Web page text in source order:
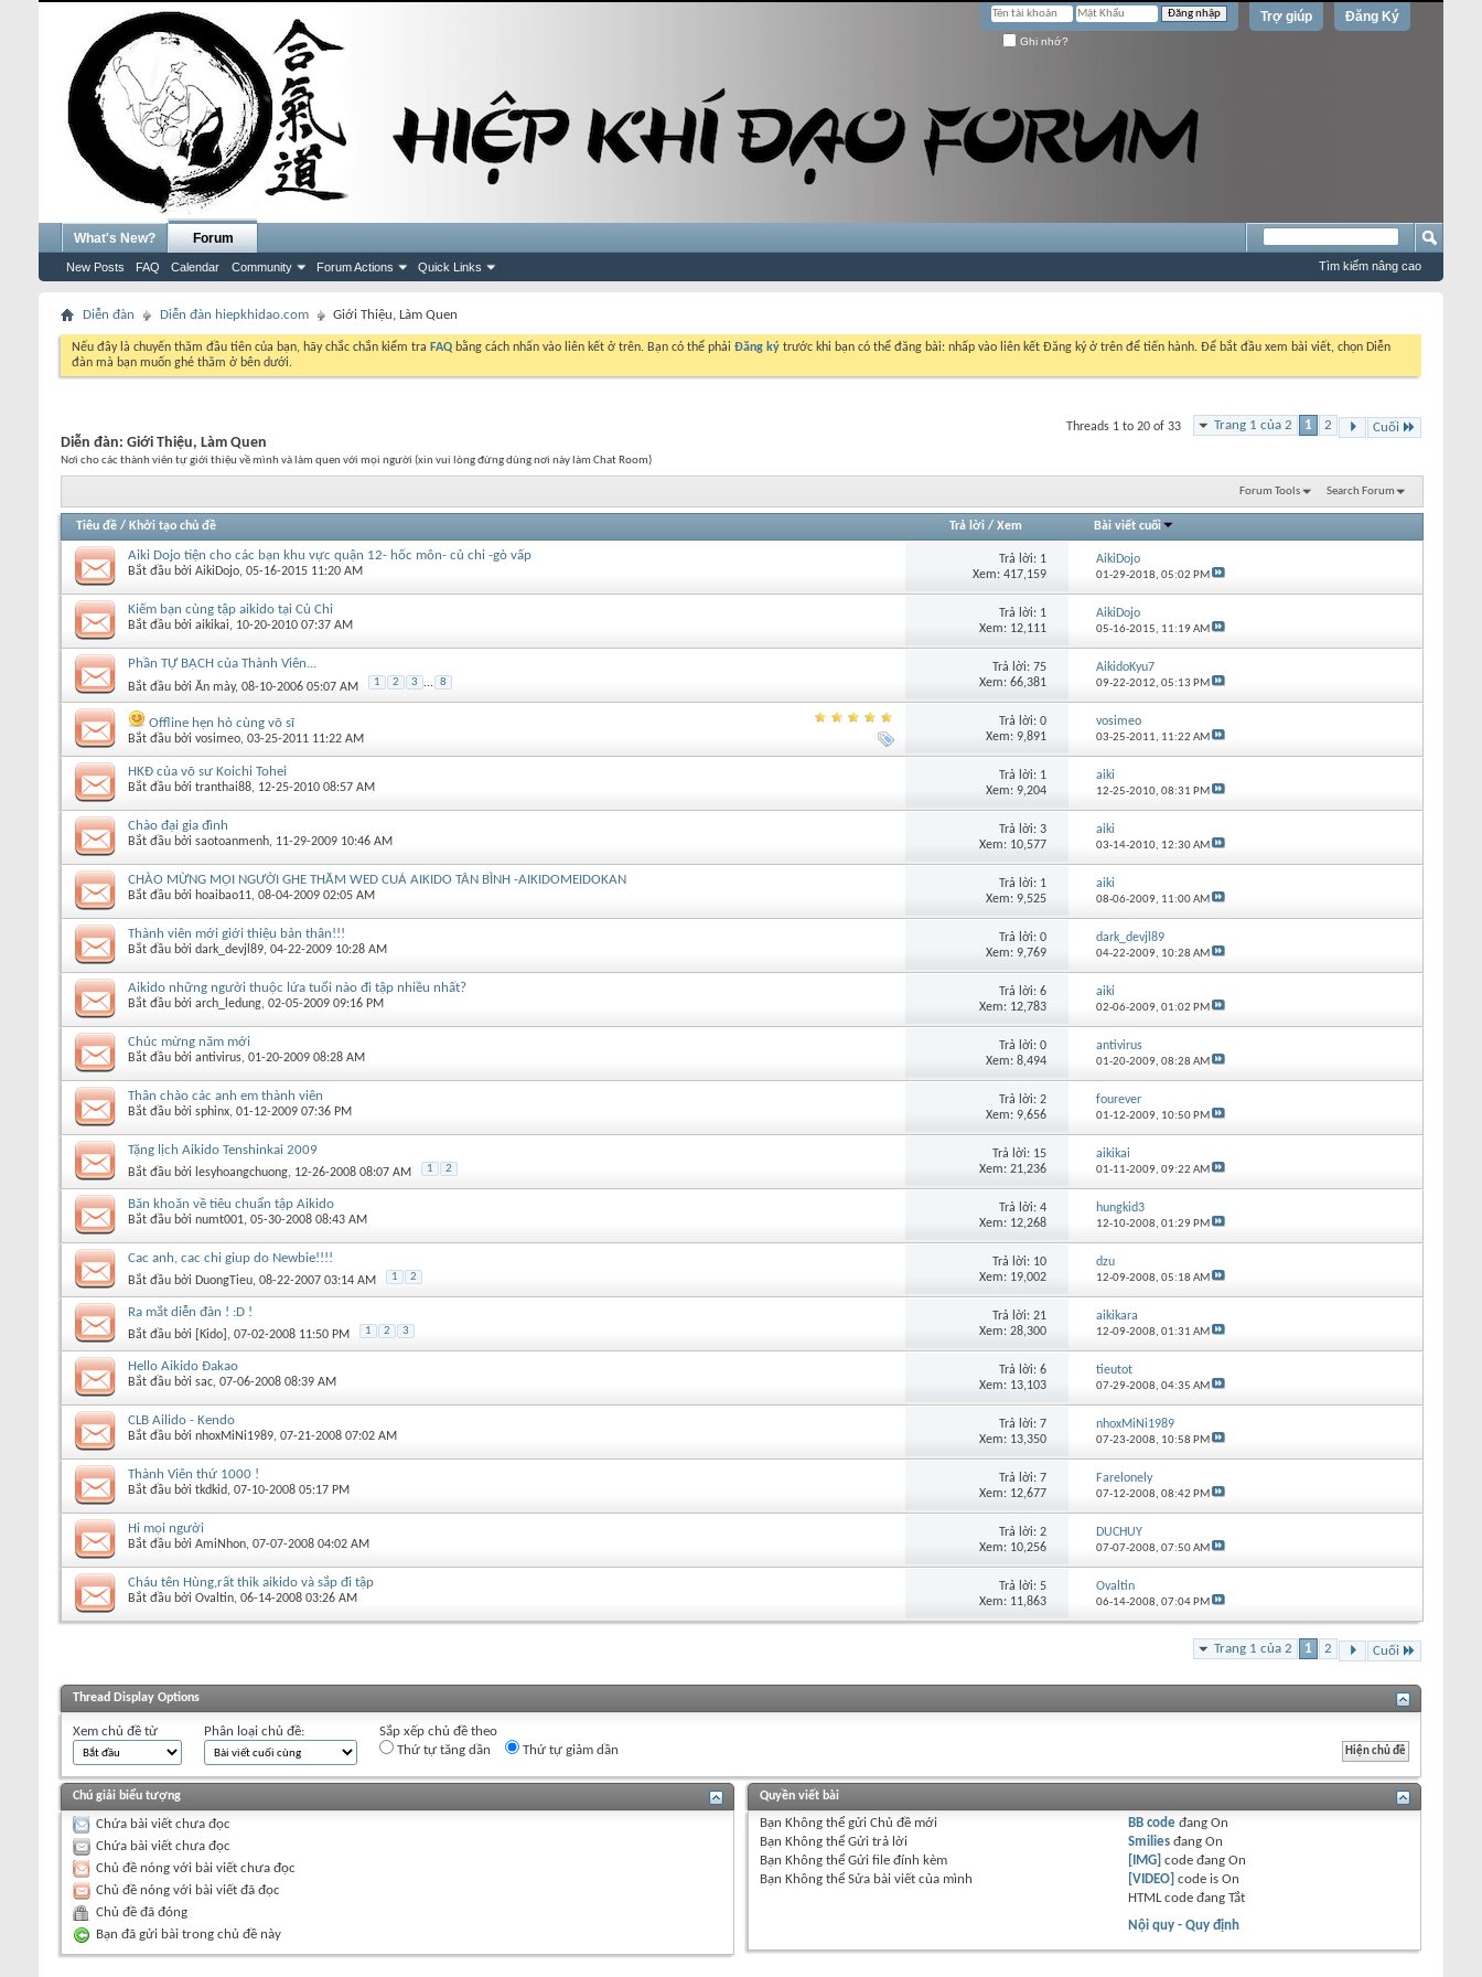
Đăng Ký
Trợ giúp
Ghi nhớ?
What's New? Forum
New Posts FAQ Calendar Community Forum Actions Quick Links Tìm kiếm nâng cao
Diễn đàn Diễn đàn hiepkhidao.com Giới Thiệu, Làm Quen
Nếu đây là chuyến thăm đầu tiên của bạn, hãy chắc chắn kiểm tra FAQ bằng cách nhấn vào liên kết ở trên. Bạn có thể phải Đăng ký trước khi bạn có thể đăng bài: nhấp vào liên kết Đăng ký ở trên để tiến hành. Để bắt đầu xem bài viết, chọn Diễn
đàn mà bạn muốn ghé thăm ở bên dưới.
Trang 1 của 2 1 2 Cuối
Threads 1 to 20 of 33
Diễn đàn: Giới Thiệu, Làm Quen
Nơi cho các thành viên tự giới thiệu về mình và làm quen với mọi người (xin vui lòng đừng dùng nơi này làm Chat Room)
Forum Tools Search Forum
Tiêu đề / Khởi tạo chủ đề Trả lời /Xem Bài viết cuối
Aiki Dojo tiện cho các bạn khu vực quận 12- hốc môn- củ chi -gò vấp
Bắt đầu bởi AikiDojo‎, 05-16-2015 11:20 AM
Trả lời: 1
Xem: 417,159
AikiDojo
01-29-2018, 05:02 PM
Kiếm bạn cùng tập aikido tại Củ Chi
Bắt đầu bởi aikikai‎, 10-20-2010 07:37 AM
Trả lời: 1
Xem: 12,111
AikiDojo
05-16-2015, 11:19 AM
Phần TỰ BẠCH của Thành Viên...
Bắt đầu bởi Ăn mày‎, 08-10-2006 05:07 AM 1 2 3 ... 8
Trả lời:75
Xem: 66,381
AikidoKyu7
09-22-2012, 05:13 PM
Offline hẹn hò cùng võ sĩ
Bắt đầu bởi vosimeo‎, 03-25-2011 11:22 AM
Trả lời:0
Xem: 9,891
vosimeo
03-25-2011, 11:22 AM
HKĐ của võ sư Koichi Tohei
Bắt đầu bởi tranthai88‎, 12-25-2010 08:57 AM
Trả lời: 1
Xem: 9,204
aiki
12-25-2010, 08:31 PM
Chào đại gia đình
Bắt đầu bởi saotoanmenh‎, 11-29-2009 10:46 AM
Trả lời:3
Xem: 10,577
aiki
03-14-2010, 12:30 AM
CHÀO MỪNG MỌI NGƯỜI GHE THĂM WED CUẢ AIKIDO TÂN BÌNH -AIKIDOMEIDOKAN
Bắt đầu bởi hoaibao11‎, 08-04-2009 02:05 AM
Trả lời: 1
Xem: 9,525
aiki
08-06-2009, 11:00 AM
Thành viên mới giới thiệu bản thân!!!
Bắt đầu bởi dark_devjl89‎, 04-22-2009 10:28 AM
Trả lời:0
Xem: 9,769
dark_devjl89
04-22-2009, 10:28 AM
Aikido những người thuộc lứa tuổi nào đi tập nhiều nhất?
Bắt đầu bởi arch_ledung‎, 02-05-2009 09:16 PM
Trả lời:6
Xem: 12,783
aiki
02-06-2009, 01:02 PM
Chúc mừng năm mới
Bắt đầu bởi antivirus‎, 01-20-2009 08:28 AM
Trả lời:0
Xem: 8,494
antivirus
01-20-2009, 08:28 AM
Thân chào các anh em thành viên
Bắt đầu bởi sphinx‎, 01-12-2009 07:36 PM
Trả lời:2
Xem: 9,656
fourever
01-12-2009, 10:50 PM
Tặng lịch Aikido Tenshinkai 2009
Bắt đầu bởi lesyhoangchuong‎, 12-26-2008 08:07 AM 1 2
Trả lời: 15
Xem: 21,236
aikikai
01-11-2009, 09:22 AM
Băn khoăn về tiêu chuẩn tập Aikido
Bắt đầu bởi numt001‎, 05-30-2008 08:43 AM
Trả lời:4
Xem: 12,268
hungkid3
12-10-2008, 01:29 PM
Cac anh, cac chi giup do Newbie!!!!
Bắt đầu bởi DuongTieu‎, 08-22-2007 03:14 AM 1 2
Trả lời: 10
Xem: 19,002
dzu
12-09-2008, 05:18 AM
Ra mắt diễn đàn ! :D !
Bắt đầu bởi [Kido] ‎, 07-02-2008 11:50 PM 1 2 3
Trả lời:21
Xem: 28,300
aikikara
12-09-2008, 01:31 AM
Hello Aikido Đakao
Bắt đầu bởi sac‎, 07-06-2008 08:39 AM
Trả lời:6
Xem: 13,103
tieutot
07-29-2008, 04:35 AM
CLB Ailido - Kendo
Bắt đầu bởi nhoxMiNi1989‎, 07-21-2008 07:02 AM
Trả lời:7
Xem: 13,350
nhoxMiNi1989
07-23-2008, 10:58 PM
Thành Viên thứ 1000 !
Bắt đầu bởi tkdkid‎, 07-10-2008 05:17 PM
Trả lời:7
Xem: 12,677
Farelonely
07-12-2008, 08:42 PM
Hi mọi người
Bắt đầu bởi AmiNhon‎, 07-07-2008 04:02 AM
Trả lời:2
Xem: 10,256
DUCHUY
07-07-2008, 07:50 AM
Cháu tên Hùng,rất thik aikido và sắp đi tập
Bắt đầu bởi Ovaltin‎, 06-14-2008 03:26 AM
Trả lời:5
Xem: 11,863
Ovaltin
06-14-2008, 07:04 PM
Trang 1 của 2 1 2 Cuối
Thread Display Options
Xem chủ đề từ Phân loại chủ đề:
Sắp xếp chủ đề theo
Thứ tự tăng dần
Thứ tự giảm dần
Chú giải biểu tượng
Chứa bài viết chưa đọc
Chứa bài viết chưa đọc
Chủ đề nóng với bài viết chưa đọc
Chủ đề nóng với bài viết đã đọc
Chủ đề đã đóng
Bạn đã gửi bài trong chủ đề này
Quyền viết bài
BạnKhông thể gửi Chủ đề mới
BạnKhông thể Gửi trả lời
BạnKhông thể Gửi file đính kèm
BạnKhông thể Sửa bài viết của mình
BB code đangOn
Smilies đangOn
[IMG] code đangOn
[VIDEO] code isOn
HTML code đangTắt
Nội quy - Quy định